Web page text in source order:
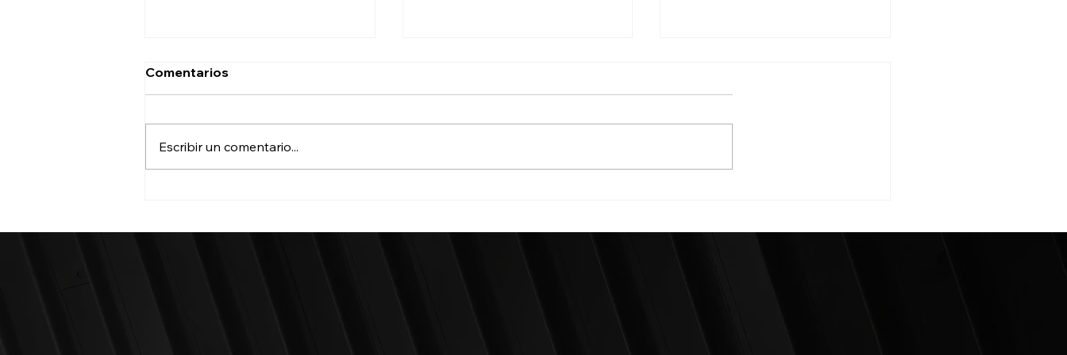
ULTIMA HORA!
ULTIMO MINUTO EL PADRE
Comentarios
Escribir un comentario...